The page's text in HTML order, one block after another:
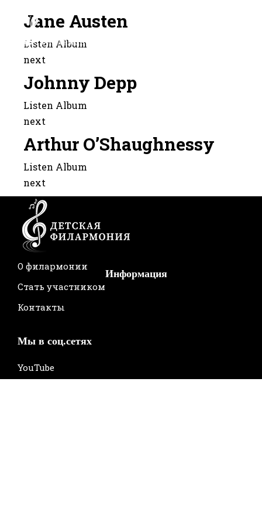
Jane Austen
Listen Album
next
Johnny Depp
Listen Album
next
Arthur O’Shaughnessy
Listen Album
next
Информация
О филармонии
Стать участником
Контакты
Мы в соц.сетях
YouTube